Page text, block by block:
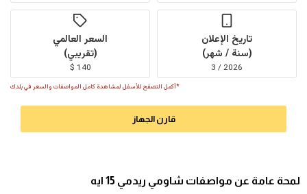
تاريخ الإعلان
(سنة / شهر)
2026 / 3
السعر العالمي
(تقريبي)
140 $
*أكمل التصفح للأسفل لمشاهدة كامل المواصفات والسعر في بلدك
قارن الجهاز
لمحة عامة عن مواصفات شاومي ريدمي 15 ايه